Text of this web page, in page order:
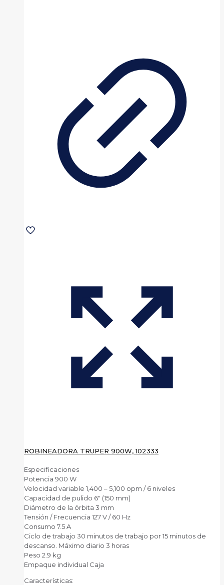
ROBINEADORA TRUPER 900W, 102333
Especificaciones
Potencia 900 W
Velocidad variable 1,400 – 5,100 opm / 6 niveles
Capacidad de pulido 6″ (150 mm)
Diámetro de la órbita 3 mm
Tensión / Frecuencia 127 V / 60 Hz
Consumo 7.5 A
Ciclo de trabajo 30 minutos de trabajo por 15 minutos de
descanso. Máximo diario 3 horas
Peso 2.9 kg
Empaque individual Caja
Características: